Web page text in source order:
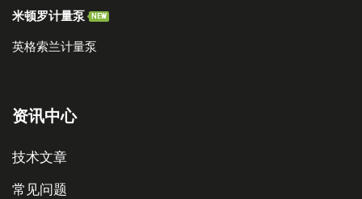
米顿罗计量泵 NEW
英格索兰计量泵
资讯中心
技术文章
常见问题